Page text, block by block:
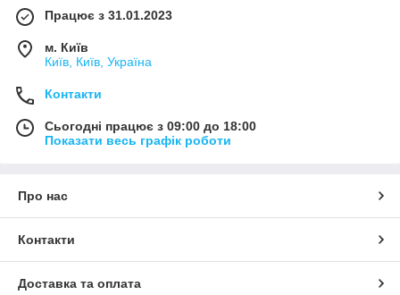
Працює з 31.01.2023
м. Київ
Київ, Київ, Україна
Контакти
Сьогодні працює з 09:00 до 18:00
Показати весь графік роботи
Про нас
Контакти
Доставка та оплата